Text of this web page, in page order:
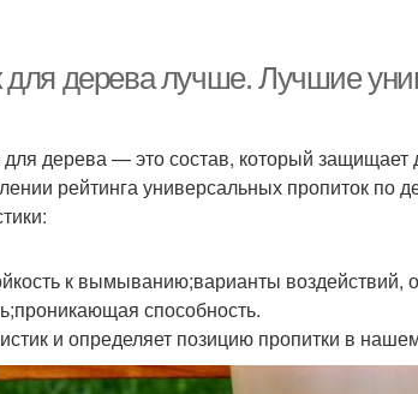
для дерева лучше. Лучшие
дерева — это состав, который защищает
рейтинга универсальных пропиток по
к вымыванию;варианты воздействий,
способность.
и определяет позицию пропитки в